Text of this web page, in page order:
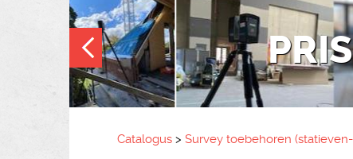
Catalogus > Survey toebehoren